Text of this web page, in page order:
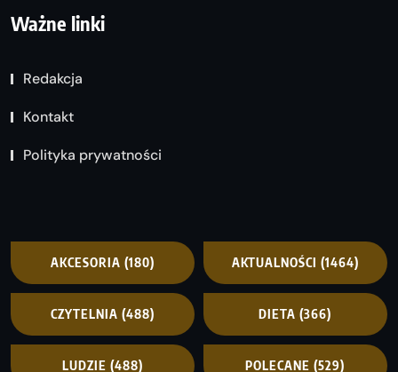
Ważne linki
Redakcja
Kontakt
Polityka prywatności
AKCESORIA (180) AKTUALNOŚCI (1464)
CZYTELNIA (488) DIETA (366)
LUDZIE (488) POLECANE (529)